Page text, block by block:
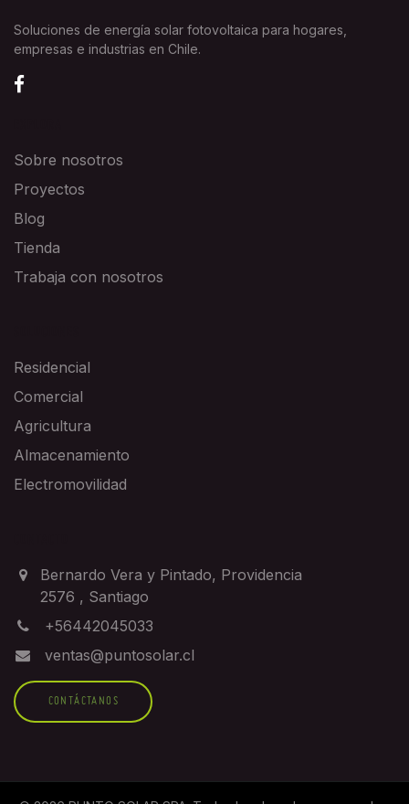
Soluciones de energía solar fotovoltaica para hogares,
empresas e industrias en Chile.
Sobre nosotros
Proyectos
Blog
Tienda
Trabaja con nosotros
Residencial
Comercial
Agricultura
Almacenamiento
Electromovilidad
Bernardo Vera y Pintado, Providencia
2576 , Santiago
+56442045033
ventas@puntosolar.cl
CONTÁCTANOS